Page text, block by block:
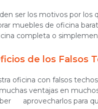
ser los motivos por los
muebles de oficina
completa o
de los Falsos
oficina con falsos
ventajas en
aprovecharlos para